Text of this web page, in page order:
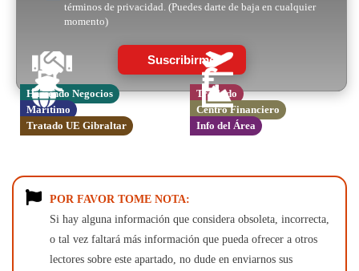
términos de privacidad. (Puedes darte de baja en cualquier
momento)
Suscribirme
Haciendo Negocios
Traslado
Marítimo
Centro Financiero
Tratado UE Gibraltar
Info del Área
POR FAVOR TOME NOTA:
Si hay alguna información que considera obsoleta, incorrecta,
o tal vez faltará más información que pueda ofrecer a otros
lectores sobre este apartado, no dude en enviarnos sus